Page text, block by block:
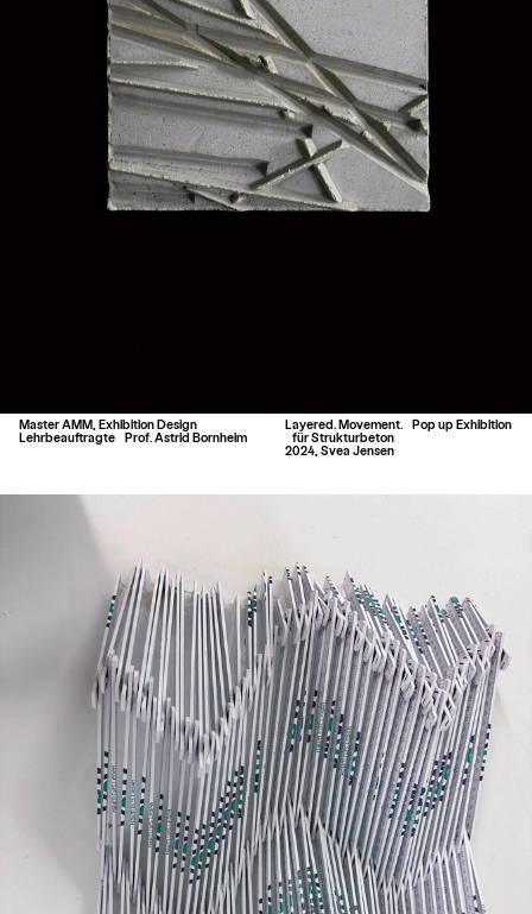
Master AMM, Exhibition Design
Lehrbeauftragte Prof. Astrid Bornheim
Layered. Movement. Pop up Exhibition
für Strukturbeton
2024, Svea Jensen